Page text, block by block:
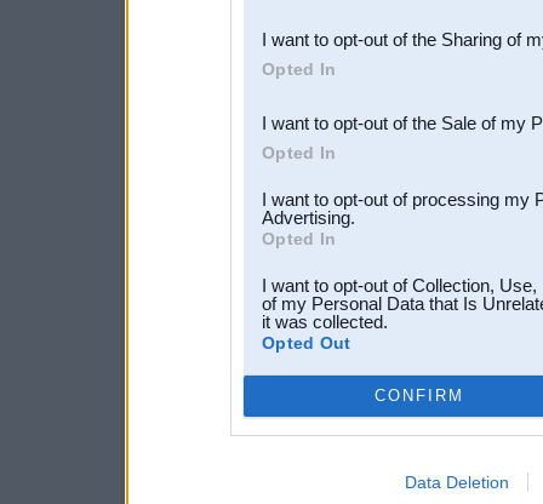
Downstream Participants
third parties.
I want to opt-out of the Sharing of
Opted In
I want to opt-out of the Sale of my
Opted In
I want to opt-out of processing my
Advertising.
Opted In
I want to opt-out of Collection,
of my Personal Data that Is
it was collected.
Opted Out
CONFIRM
Data Deletion